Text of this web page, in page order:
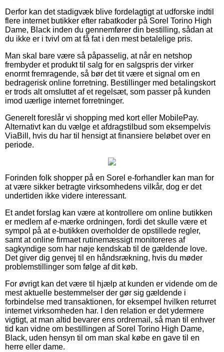
Derfor kan det stadigvæk blive fordelagtigt at udforske indtil
flere internet butikker efter rabatkoder på Sorel Torino High
Dame, Black inden du gennemfører din bestilling, sådan at
du ikke er i tvivl om at få fat i den mest betalelige pris.
Man skal bare være så påpasselig, at når en netshop
frembyder et produkt til salg for en salgspris der virker
enormt fremragende, så bør det tit være et signal om en
bedragerisk online forretning. Bestillinger med betalingskort
er trods alt omsluttet af et regelsæt, som passer på kunden
imod uærlige internet forretninger.
Generelt foreslår vi shopping med kort eller MobilePay.
Alternativt kan du vælge et afdragstilbud som eksempelvis
ViaBill, hvis du har til hensigt at finansiere beløbet over en
periode.
Forinden folk shopper på en Sorel e-forhandler kan man for
at være sikker betragte virksomhedens vilkår, dog er det
undertiden ikke videre interessant.
Et andet forslag kan være at kontrollere om online butikken
er medlem af e-mærke ordningen, fordi det skulle være et
sympol på at e-butikken overholder de opstillede regler,
samt at online firmaet rutinemæssigt monitoreres af
sagkyndige som har nøje kendskab til de gældende love.
Det giver dig genvej til en håndsrækning, hvis du møder
problemstillinger som følge af dit køb.
For øvrigt kan det være til hjælp at kunden er vidende om de
mest aktuelle bestemmelser der gør sig gældende i
forbindelse med transaktionen, for eksempel hvilken returret
internet virksomheden har. I den relation er det ydermere
vigtigt, at man altid bevarer ens ordremail, så man til enhver
tid kan vidne om bestillingen af Sorel Torino High Dame,
Black, uden hensyn til om man skal købe en gave til en
herre eller dame.